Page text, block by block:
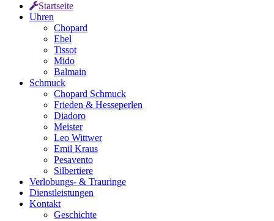
Startseite
Uhren
Chopard
Ebel
Tissot
Mido
Balmain
Schmuck
Chopard Schmuck
Frieden & Hesseperlen
Diadoro
Meister
Leo Wittwer
Emil Kraus
Pesavento
Silbertiere
Verlobungs- & Trauringe
Dienstleistungen
Kontakt
Geschichte